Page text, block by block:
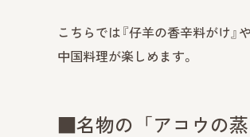
こちらでは『仔羊の香辛料がけ』
中国料理が楽しめます。
■名物の「アコウの蒸